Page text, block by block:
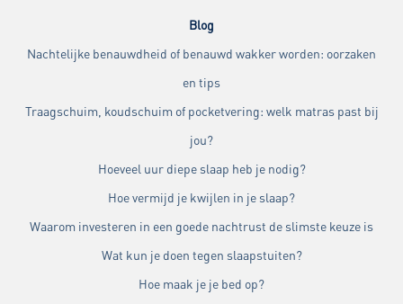
Blog
Nachtelijke benauwdheid of benauwd wakker worden: oorzaken
en tips
Traagschuim, koudschuim of pocketvering: welk matras past bij
jou?
Hoeveel uur diepe slaap heb je nodig?
Hoe vermijd je kwijlen in je slaap?
Waarom investeren in een goede nachtrust de slimste keuze is
Wat kun je doen tegen slaapstuiten?
Hoe maak je je bed op?